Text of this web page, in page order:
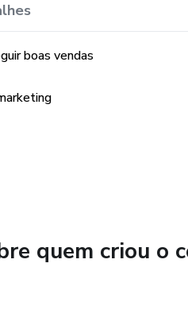
boas vendas
quem criou o